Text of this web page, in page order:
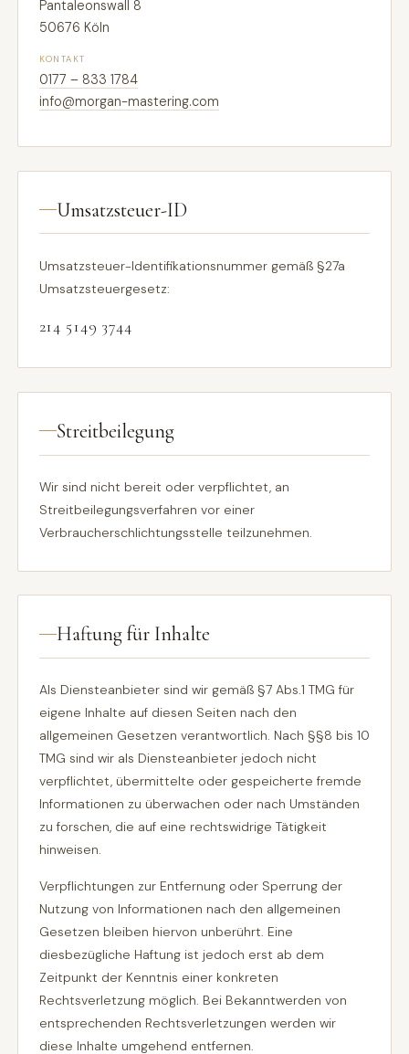
Pantaleonswall 8
50676 Köln
KONTAKT
0177 – 833 1784
info@morgan-mastering.com
Umsatzsteuer-ID
Umsatzsteuer-Identifikationsnummer gemäß §27a
Umsatzsteuergesetz:
214 5149 3744
Streitbeilegung
Wir sind nicht bereit oder verpflichtet, an
Streitbeilegungsverfahren vor einer
Verbraucherschlichtungsstelle teilzunehmen.
Haftung für Inhalte
Als Diensteanbieter sind wir gemäß §7 Abs.1 TMG für
eigene Inhalte auf diesen Seiten nach den
allgemeinen Gesetzen verantwortlich. Nach §§8 bis 10
TMG sind wir als Diensteanbieter jedoch nicht
verpflichtet, übermittelte oder gespeicherte fremde
Informationen zu überwachen oder nach Umständen
zu forschen, die auf eine rechtswidrige Tätigkeit
hinweisen.
Verpflichtungen zur Entfernung oder Sperrung der
Nutzung von Informationen nach den allgemeinen
Gesetzen bleiben hiervon unberührt. Eine
diesbezügliche Haftung ist jedoch erst ab dem
Zeitpunkt der Kenntnis einer konkreten
Rechtsverletzung möglich. Bei Bekanntwerden von
entsprechenden Rechtsverletzungen werden wir
diese Inhalte umgehend entfernen.